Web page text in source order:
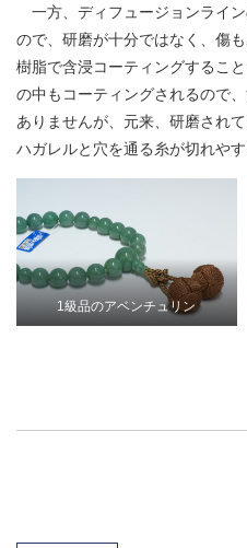
一方、ディフュージョンライ
ので、研磨が十分ではなく、傷
樹脂で含浸コーティングするこ
の中もコーティングされるので
ありませんが、元来、研磨され
ハガレルと穴を通る糸が切れやす
1級品のアベンチュリン